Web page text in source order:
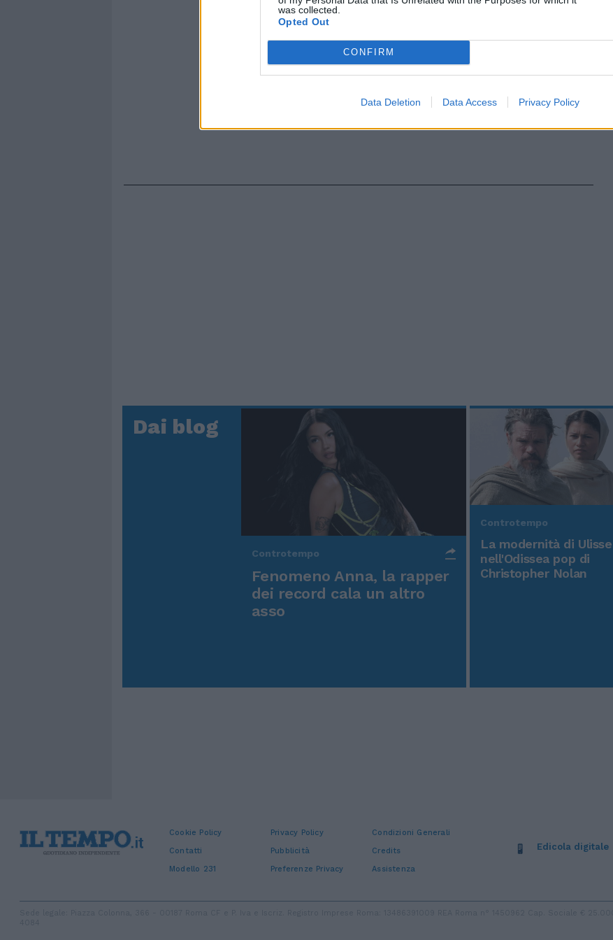
was collected.
Opted Out
CONFIRM
Data Deletion Data Access Privacy Policy
Dai blog
Controtempo
Fenomeno Anna, la rapper
dei record cala un altro
asso
Controtempo
La modernità di Ulisse
nell'Odissea pop di
Christopher Nolan
Cookie Policy Privacy Policy
Condizioni Generali
Contatti
Pubblicità
Credits
Modello 231
Preferenze Privacy Assistenza
Edicola digitale